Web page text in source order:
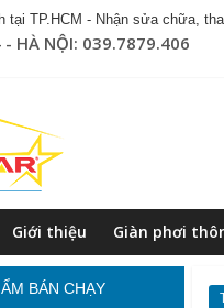
tại TP.HCM - Nhận sửa chữa,
HÀ NỘI: 039.7879.406
Giới thiệu Giàn phơi
BÁN CHẠY